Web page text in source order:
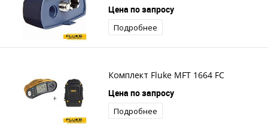
Цена по запросу
Подробнее
Комплект Fluke MFT 1664 FC
Цена по запросу
Подробнее